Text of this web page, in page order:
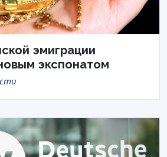
эмиграции
экспонатом